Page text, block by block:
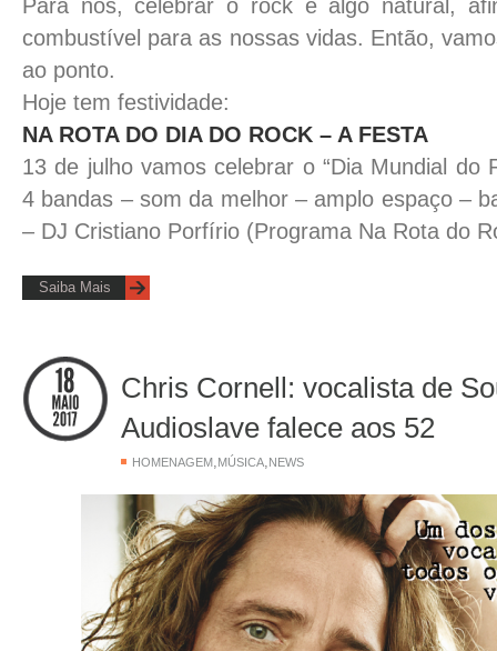
Para nós, celebrar o rock é algo natural,
combustível para as nossas vidas. Então,
ao ponto.
Hoje tem festividade:
NA ROTA DO DIA DO ROCK – A FESTA
13 de julho vamos celebrar o “Dia Mundial do
4 bandas – som da melhor – amplo espaço –
– DJ Cristiano Porfírio (Programa Na Rota do
Saiba Mais
Chris Cornell: vocalista de
Audioslave falece aos 52
HOMENAGEM, MÚSICA, NEWS